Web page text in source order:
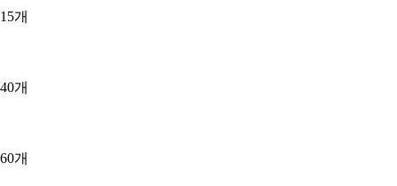
15개
40개
60개